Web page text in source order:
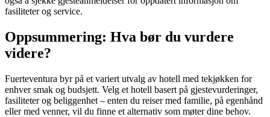
fasiliteter og service.
Oppsummering: Hva bør du vurdere
videre?
Fuerteventura byr på et variert utvalg av hotell med tekjøkken for
enhver smak og budsjett. Velg et hotell basert på gjestevurderinger,
fasiliteter og beliggenhet – enten du reiser med familie, på egenhånd
eller med venner, vil du finne et alternativ som møter dine behov.